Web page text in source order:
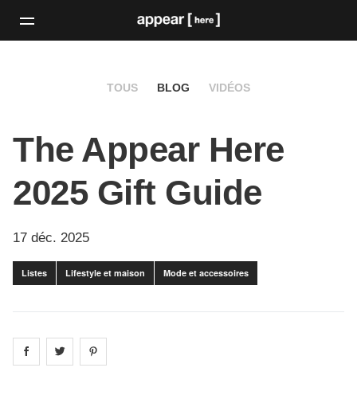
TOUS BLOG VIDÉOS
The Appear Here
2025 Gift Guide
17 déc. 2025
Listes Lifestyle et maison Mode et accessoires
Share on facebook
Share on